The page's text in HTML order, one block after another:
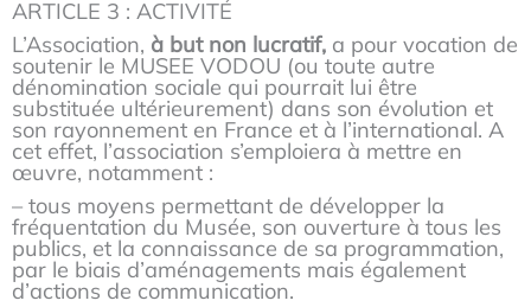
ARTICLE 3 : ACTIVITÉ
L’Association, à but non lucratif, a pour vocation de
soutenir le MUSEE VODOU (ou toute autre
dénomination sociale qui pourrait lui être
substituée ultérieurement) dans son évolution et
son rayonnement en France et à l’international. A
cet effet, l’association s’emploiera à mettre en
œuvre, notamment :
– tous moyens permettant de développer la
fréquentation du Musée, son ouverture à tous les
publics, et la connaissance de sa programmation,
par le biais d’aménagements mais également
d’actions de communication.